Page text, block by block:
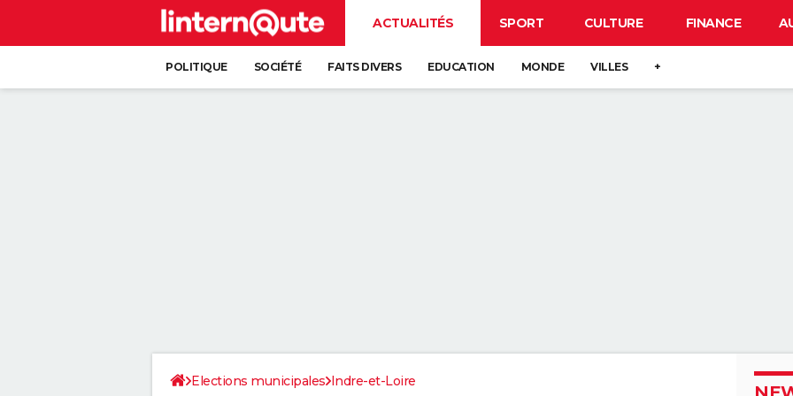
ACTUALITÉS SPORT CULTURE FINANCE
POLITIQUE SOCIÉTÉ FAITS DIVERS EDUCATION MONDE VILLES +
Elections municipales Indre-et-Loire